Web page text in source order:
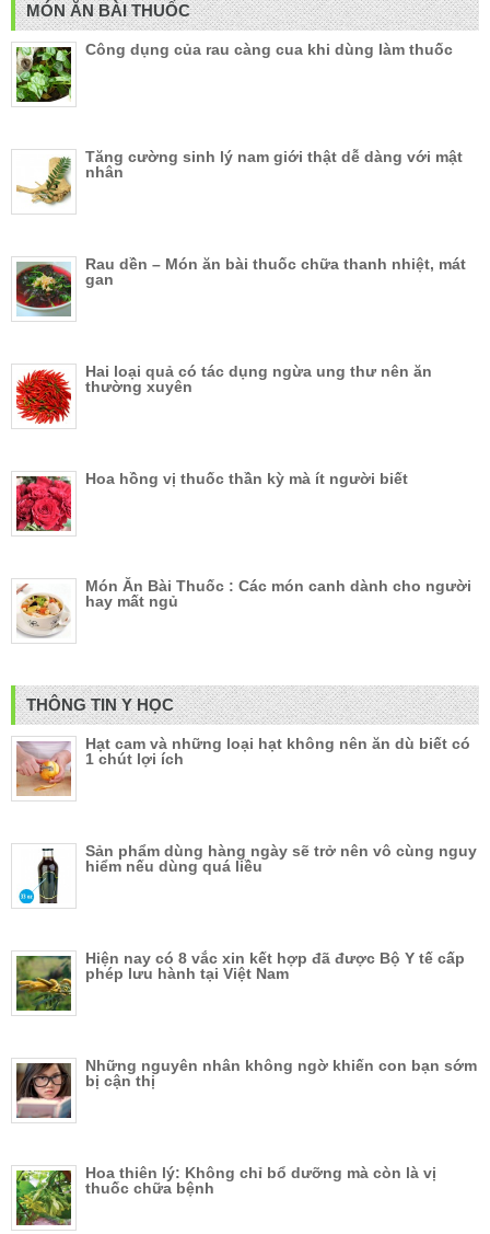
MÓN ĂN BÀI THUỐC
Công dụng của rau càng cua khi dùng làm thuốc
Tăng cường sinh lý nam giới thật dễ dàng với mật
nhân
Rau dền – Món ăn bài thuốc chữa thanh nhiệt, mát
gan
Hai loại quả có tác dụng ngừa ung thư nên ăn
thường xuyên
Hoa hồng vị thuốc thần kỳ mà ít người biết
Món Ăn Bài Thuốc : Các món canh dành cho người
hay mất ngủ
THÔNG TIN Y HỌC
Hạt cam và những loại hạt không nên ăn dù biết có
1 chút lợi ích
Sản phẩm dùng hàng ngày sẽ trở nên vô cùng nguy
hiểm nếu dùng quá liều
Hiện nay có 8 vắc xin kết hợp đã được Bộ Y tế cấp
phép lưu hành tại Việt Nam
Những nguyên nhân không ngờ khiến con bạn sớm
bị cận thị
Hoa thiên lý: Không chỉ bổ dưỡng mà còn là vị
thuốc chữa bệnh